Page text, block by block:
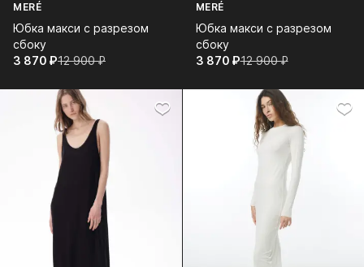
MERÉ
Юбка макси c разрезом
сбоку
3 870⁠ ⁠₽12 900⁠ ⁠₽
MERÉ
Юбка макси c разрезом
сбоку
3 870⁠ ⁠₽12 900⁠ ⁠₽